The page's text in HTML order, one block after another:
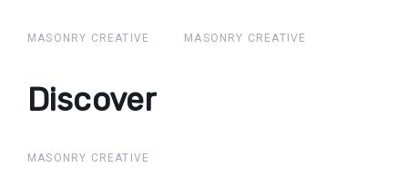
MASONRY CREATIVE MASONRY CREATIVE
Discover
Discover
MASONRY CREATIVE